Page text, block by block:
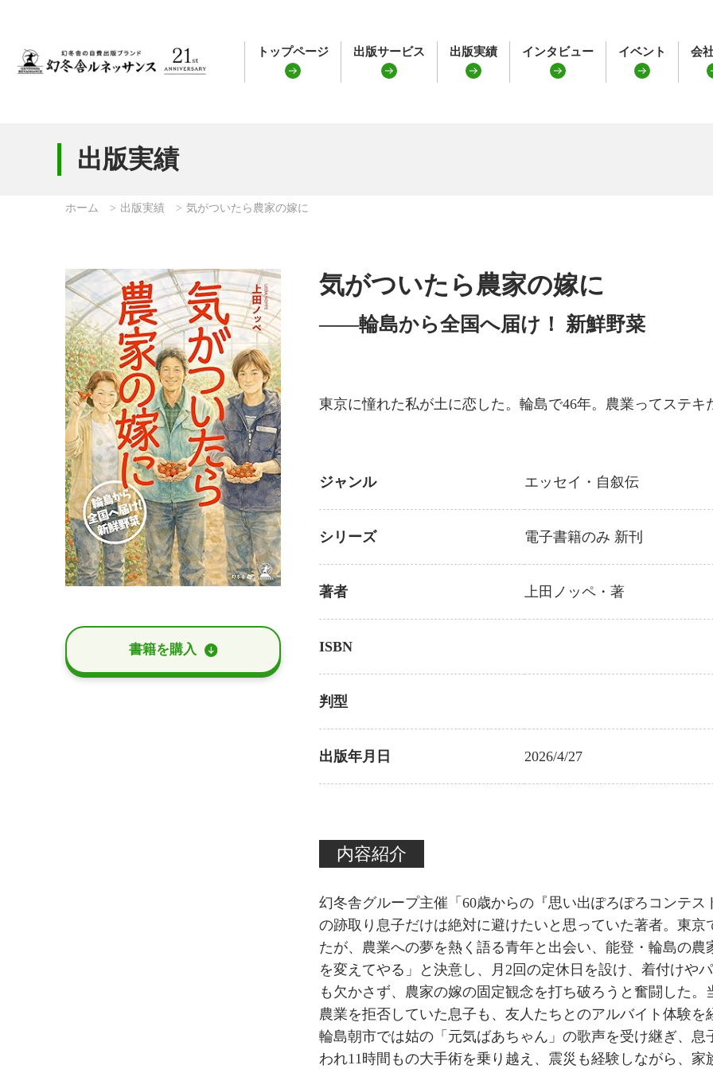
トップページ 出版サービス 出版実績 インタビュー イベント 会
出版実績
ホーム 出版実績 気がついたら農家の嫁に
書籍を購⼊
気がついたら農家の嫁に
――輪島から全国へ届け！ 新鮮野菜
東京に憧れた私が土に恋した。輪島で46年。農業ってステキ
ジャンル エッセイ・自叙伝
シリーズ 電子書籍のみ 新刊
著者 上田ノッペ ・著
ISBN
判型
出版年月日 2026/4/27
内容紹介
幻冬舎グループ主催「60歳からの『思い出ぽろぽろコンテ
の跡取り息子だけは絶対に避けたいと思っていた著者。東
たが、農業への夢を熱く語る青年と出会い、能登・輪島の
を変えてやる」と決意し、月2回の定休日を設け、着付けや
も欠かさず、農家の嫁の固定観念を打ち破ろうと奮闘した
農業を拒否していた息子も、友人たちとのアルバイト体験
輪島朝市では姑の「元気ばあちゃん」の歌声を受け継ぎ、
われ11時間もの大手術を乗り越え、震災も経験しながら、